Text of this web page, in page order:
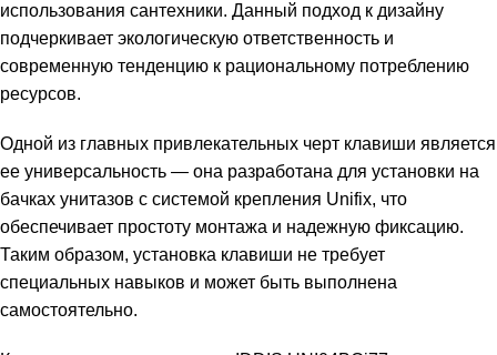
использования сантехники. Данный подход к дизайну
подчеркивает экологическую ответственность и
современную тенденцию к рациональному потреблению
ресурсов.
Одной из главных привлекательных черт клавиши является
ее универсальность — она разработана для установки на
бачках унитазов с системой крепления Unifix, что
обеспечивает простоту монтажа и надежную фиксацию.
Таким образом, установка клавиши не требует
специальных навыков и может быть выполнена
самостоятельно.